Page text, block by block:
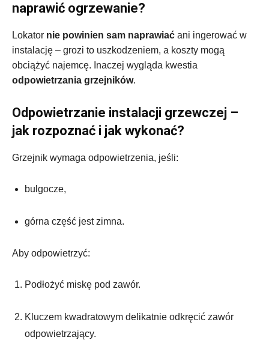
naprawić ogrzewanie?
Lokator nie powinien sam naprawiać ani ingerować w
instalację – grozi to uszkodzeniem, a koszty mogą
obciążyć najemcę. Inaczej wygląda kwestia
odpowietrzania grzejników.
Odpowietrzanie instalacji grzewczej –
jak rozpoznać i jak wykonać?
Grzejnik wymaga odpowietrzenia, jeśli:
bulgocze,
górna część jest zimna.
Aby odpowietrzyć:
Podłożyć miskę pod zawór.
Kluczem kwadratowym delikatnie odkręcić zawór
odpowietrzający.